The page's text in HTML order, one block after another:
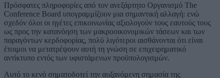
Πρόσφατες πληροφορίες από τον ανεξάρτητο Οργανισμό The
Conference Board υπογραμμίζουν μια σημαντική αλλαγή: ενώ
σχεδόν όλοι οι ηγέτες επικοινωνίας αξιολογούν τους εαυτούς τους
ως προς την κατανόηση των μακροοικονομικών τάσεων και των
παραγόντων κερδοφορίας, πολύ λιγότεροι αισθάνονται ότι είναι
έτοιμοι να μετατρέψουν αυτή τη γνώση σε επιχειρηματικό
αντίκτυπο εντός των υφιστάμενων προϋπολογισμών.
Αυτό το κενό σηματοδοτεί την αυξανόμενη σημασία της